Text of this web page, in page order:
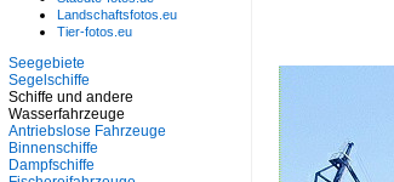
Landschaftsfotos.eu
Tier-fotos.eu
Seegebiete
Segelschiffe
Schiffe und andere
Wasserfahrzeuge
Antriebslose Fahrzeuge
Binnenschiffe
Dampfschiffe